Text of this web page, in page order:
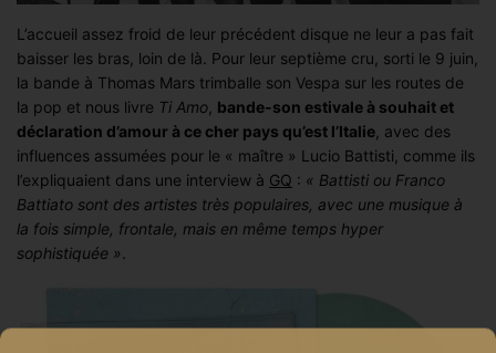
L’accueil assez froid de leur précédent disque ne leur a pas fait
baisser les bras, loin de là. Pour leur septième cru, sorti le 9 juin,
la bande à Thomas Mars trimballe son Vespa sur les routes de
la pop et nous livre Ti Amo bande-son estivale à souhait et
déclaration d’amour à ce cher pays qu’est l’Italie , avec des
influences assumées pour le « maître » Lucio Battisti, comme ils
l’expliquaient dans une interview à GQ : « Battisti ou Franco
Battiato sont des artistes très populaires, avec une musique à
la fois simple, frontale, mais en même temps hyper
sophistiquée »